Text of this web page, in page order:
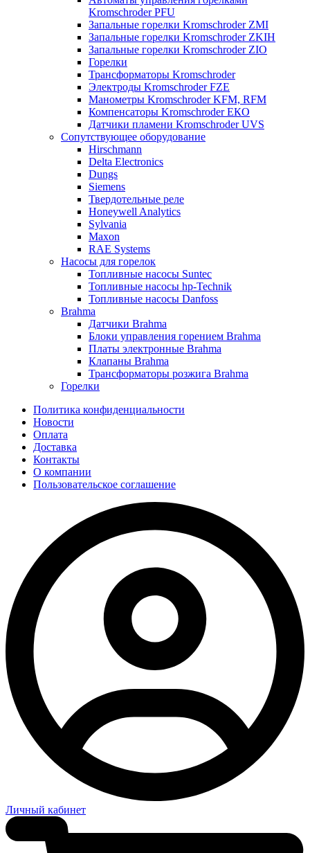
Kromschroder PFU
Запальные горелки Kromschroder ZМI
Запальные горелки Kromschroder ZKIH
Запальные горелки Kromschroder ZIO
Горелки
Трансформаторы Kromschroder
Электроды Kromschroder FZE
Манометры Kromschroder KFM, RFM
Компенсаторы Kromschroder ЕКО
Датчики пламени Kromschroder UVS
Сопутствующее оборудование
Hirschmann
Delta Electronics
Dungs
Siemens
Твердотельные реле
Honeywell Analytics
Sylvania
Maxon
RAE Systems
Насосы для горелок
Топливные насосы Suntec
Топливные насосы hp-Technik
Топливные насосы Danfoss
Brahma
Датчики Brahma
Блоки управления горением Brahma
Платы электронные Brahma
Клапаны Brahma
Трансформаторы розжига Brahma
Горелки
Политика конфиденциальности
Новости
Оплата
Доставка
Контакты
О компании
Пользовательское соглашение
Личный кабинет